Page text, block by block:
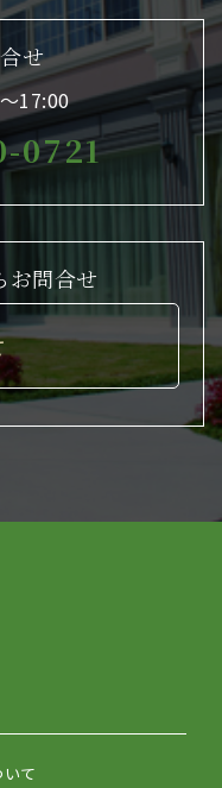
せ
17:00
0721
お問合せ
て